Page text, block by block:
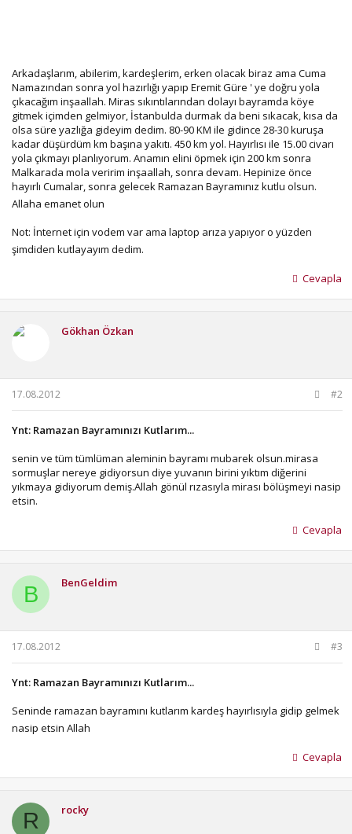
Arkadaşlarım, abilerim, kardeşlerim, erken olacak biraz ama Cuma
Namazından sonra yol hazırlığı yapıp Eremit Güre ' ye doğru yola
çıkacağım inşaallah. Miras sıkıntılarından dolayı bayramda köye
gitmek içimden gelmiyor, İstanbulda durmak da beni sıkacak, kısa da
olsa süre yazlığa gideyim dedim. 80-90 KM ile gidince 28-30 kuruşa
kadar düşürdüm km başına yakıtı. 450 km yol. Hayırlısı ile 15.00 civarı
yola çıkmayı planlıyorum. Anamın elini öpmek için 200 km sonra
Malkarada mola veririm inşaallah, sonra devam. Hepinize önce
hayırlı Cumalar, sonra gelecek Ramazan Bayramınız kutlu olsun.
Allaha emanet olun
Not: İnternet için vodem var ama laptop arıza yapıyor o yüzden
şimdiden kutlayayım dedim.
Cevapla
Gökhan Özkan
17.08.2012 #2
Ynt: Ramazan Bayramınızı Kutlarım...
senin ve tüm tümlüman aleminin bayramı mubarek olsun.mirasa
sormuşlar nereye gidiyorsun diye yuvanın birini yıktım diğerini
yıkmaya gidiyorum demiş.Allah gönül rızasıyla mirası bölüşmeyi nasip
etsin.
Cevapla
B BenGeldim
17.08.2012 #3
Ynt: Ramazan Bayramınızı Kutlarım...
Seninde ramazan bayramını kutlarım kardeş hayırlısıyla gidip gelmek
nasip etsin Allah
Cevapla
R rocky